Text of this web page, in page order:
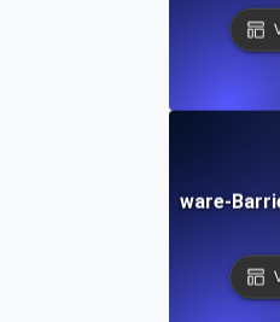
Software-